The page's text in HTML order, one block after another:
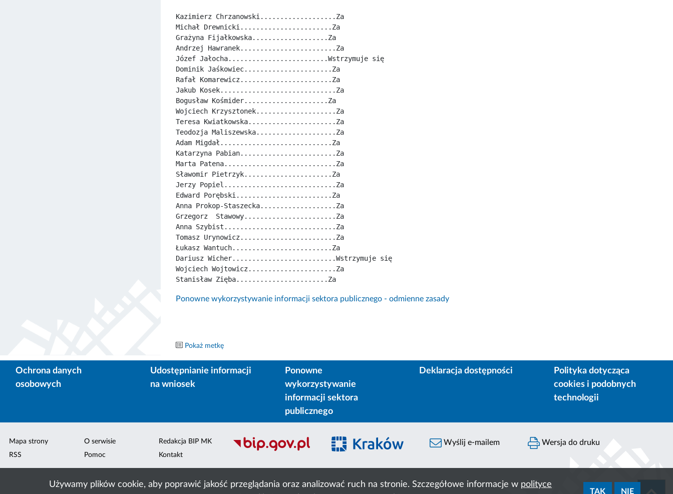
Używamy plików cookie, aby poprawić jakość przeglądania oraz analizować ruch na stronie. Szczegółowe informacje w polityce
TAK NIE
Kazimierz Chrzanowski...................Za
Michał Drewnicki.......................Za
Grażyna Fijałkowska...................Za
Andrzej Hawranek........................Za
Józef Jałocha.........................Wstrzymuje się
Dominik Jaśkowiec......................Za
Rafał Komarewicz.......................Za
Jakub Kosek.............................Za
Bogusław Kośmider.....................Za
Wojciech Krzysztonek....................Za
Teresa Kwiatkowska......................Za
Teodozja Maliszewska....................Za
Adam Migdał............................Za
Katarzyna Pabian........................Za
Marta Patena............................Za
Sławomir Pietrzyk......................Za
Jerzy Popiel............................Za
Edward Porębski........................Za
Anna Prokop-Staszecka...................Za
Grzegorz  Stawowy.......................Za
Anna Szybist............................Za
Tomasz Urynowicz........................Za
Łukasz Wantuch.........................Za
Dariusz Wicher..........................Wstrzymuje się
Wojciech Wojtowicz......................Za
Stanisław Zięba.......................Za
Ponowne wykorzystywanie informacji sektora publicznego - odmienne zasady
Pokaż metkę
Ochrona danych
osobowych
Udostępnianie informacji
na wniosek
Ponowne
wykorzystywanie
informacji sektora
publicznego
Deklaracja dostępności
Polityka dotycząca
cookies i podobnych
technologii
Mapa strony
RSS
O serwisie
Pomoc
Redakcja BIP MK
Kontakt
Wyślij e-mailem Wersja do druku